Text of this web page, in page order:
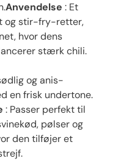
Anvendelse : Et
og stir-fry-retter,
hvor dens
stærk chili.
og anis-
en frisk undertone.
: Passer perfekt til
pølser og
den tilføjer et